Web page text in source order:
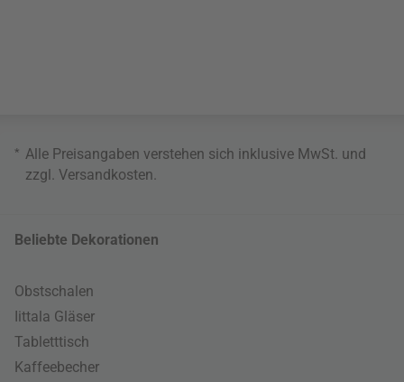
* Alle Preisangaben verstehen sich inklusive MwSt. und
zzgl. Versandkosten
Beliebte Dekorationen
Obstschalen
Iittala Gläser
Tabletttisch
Kaffeebecher